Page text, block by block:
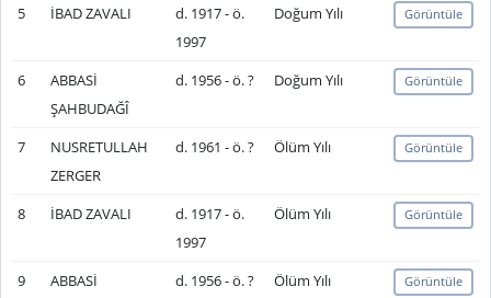
5 İBAD ZAVALI
d. 1917 - ö.
1997
Doğum Yılı Görüntüle
6
ABBASİ
ŞAHBUDAĞÎ
d. 1956 - ö. ? Doğum Yılı Görüntüle
7
NUSRETULLAH
ZERGER
d. 1961 - ö. ? Ölüm Yılı Görüntüle
8 İBAD ZAVALI
d. 1917 - ö.
1997
Ölüm Yılı Görüntüle
9
ABBASİ
d. 1956 - ö. ? Ölüm Yılı Görüntüle